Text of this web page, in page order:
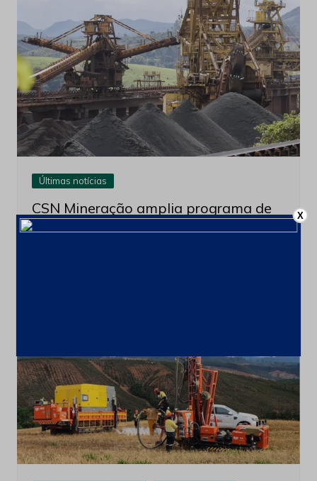
Últimas notícias
CSN Mineração amplia programa de
recompra para até 100 milhões de
X